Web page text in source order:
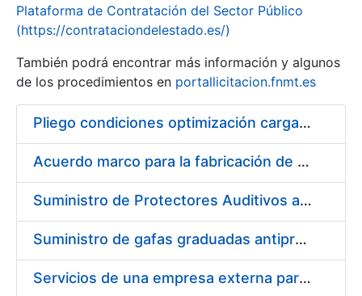
Erakutsi/Ezkutatu
Plataforma de Contratación del Sector Público
(https://contrataciondelestado.es/)
También podrá encontrar más información y algunos
de los procedimientos en portallicitacion.fnmt.es
Pliego condiciones optimización cargas compras firmado
Acuerdo marco para la fabricación de piezas
Suministro de Protectores Auditivos a medida para las personas trabajadoras de los Centros de Trabajo de Madrid y Burgos
Suministro de gafas graduadas antiproyecciones para los trabajadores de la FNMT-RCM en los centros de trabajo de Madrid y Burgos
Servicios de una empresa externa para el asesoramiento y resolución de los recursos de alzada que se presentan relacionados con procesos de selección para la FNMT-RCM